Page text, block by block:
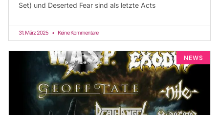
Set) und Deserted Fear sind als letzte Acts
31. März 2025 Keine Kommentare
NEWS